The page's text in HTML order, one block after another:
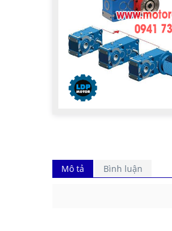
Mô tả Bình luận